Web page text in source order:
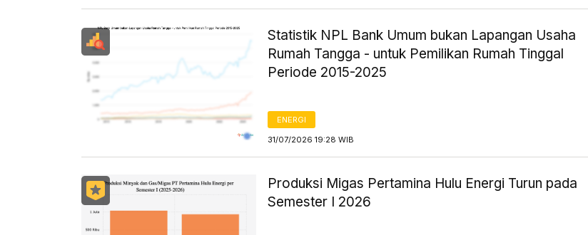
Statistik NPL Bank Umum bukan Lapangan Usaha
Rumah Tangga - untuk Pemilikan Rumah Tinggal
Periode 2015-2025
ENERGI
31/07/2026 19:28 WIB
Produksi Migas Pertamina Hulu Energi Turun pada
Semester I 2026